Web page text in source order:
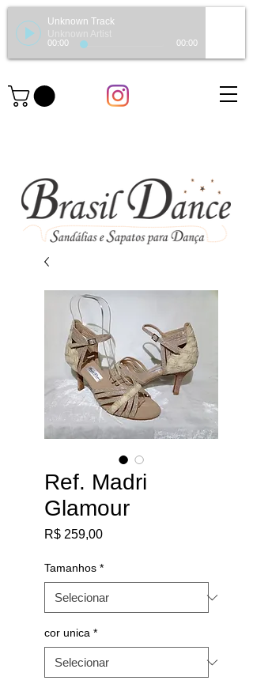
Unknown Track
Unknown Artist
00:00 00:00
Ref. Madri
Glamour
R$ 259,00Preço
Tamanhos *
cor unica *